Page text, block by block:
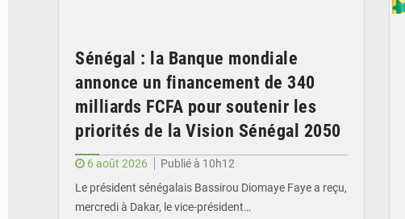
Sénégal : la Banque mondiale
annonce un financement de 340
milliards FCFA pour soutenir les
priorités de la Vision Sénégal 2050
6 août 2026
Publié à 10h12
Le président sénégalais Bassirou Diomaye Faye a reçu,
mercredi à Dakar, le vice-président…